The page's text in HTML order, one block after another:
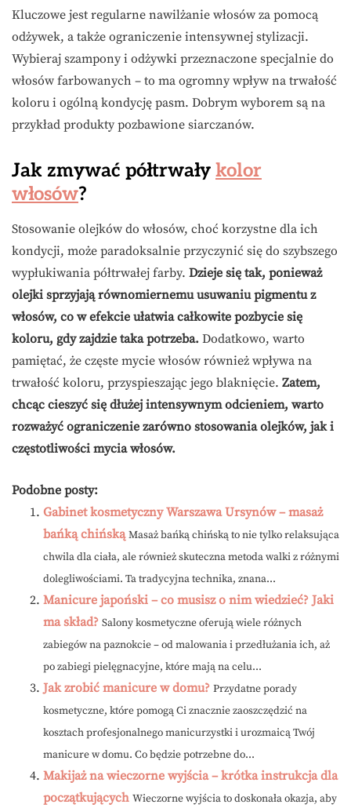
Kluczowe jest regularne nawilżanie włosów za pomocą
odżywek, a także ograniczenie intensywnej stylizacji.
Wybieraj szampony i odżywki przeznaczone specjalnie do
włosów farbowanych – to ma ogromny wpływ na trwałość
koloru i ogólną kondycję pasm. Dobrym wyborem są na
przykład produkty pozbawione siarczanów.
Jak zmywać półtrwały kolor
włosów?
Stosowanie olejków do włosów, choć korzystne dla ich
kondycji, może paradoksalnie przyczynić się do szybszego
wypłukiwania półtrwałej farby. Dzieje się tak, ponieważ
olejki sprzyjają równomiernemu usuwaniu pigmentu z
włosów, co w efekcie ułatwia całkowite pozbycie się
koloru, gdy zajdzie taka potrzeba. Dodatkowo, warto
pamiętać, że częste mycie włosów również wpływa na
trwałość koloru, przyspieszając jego blaknięcie. Zatem,
chcąc cieszyć się dłużej intensywnym odcieniem, warto
rozważyć ograniczenie zarówno stosowania olejków, jak i
częstotliwości mycia włosów.
Podobne posty:
Gabinet kosmetyczny Warszawa Ursynów – masaż
bańką chińską Masaż bańką chińską to nie tylko relaksująca
chwila dla ciała, ale również skuteczna metoda walki z różnymi
dolegliwościami. Ta tradycyjna technika, znana...
Manicure japoński – co musisz o nim wiedzieć? Jaki
ma skład? Salony kosmetyczne oferują wiele różnych
zabiegów na paznokcie – od malowania i przedłużania ich, aż
po zabiegi pielęgnacyjne, które mają na celu...
Jak zrobić manicure w domu? Przydatne porady
kosmetyczne, które pomogą Ci znacznie zaoszczędzić na
kosztach profesjonalnego manicurzystki i urozmaicą Twój
manicure w domu. Co będzie potrzebne do...
Makijaż na wieczorne wyjścia – krótka instrukcja dla
początkujących Wieczorne wyjścia to doskonała okazja, aby